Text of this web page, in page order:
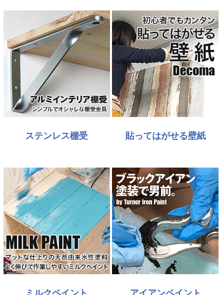
ステンレス棚受 貼ってはがせる壁紙
ミルクペイント アイアンペイント